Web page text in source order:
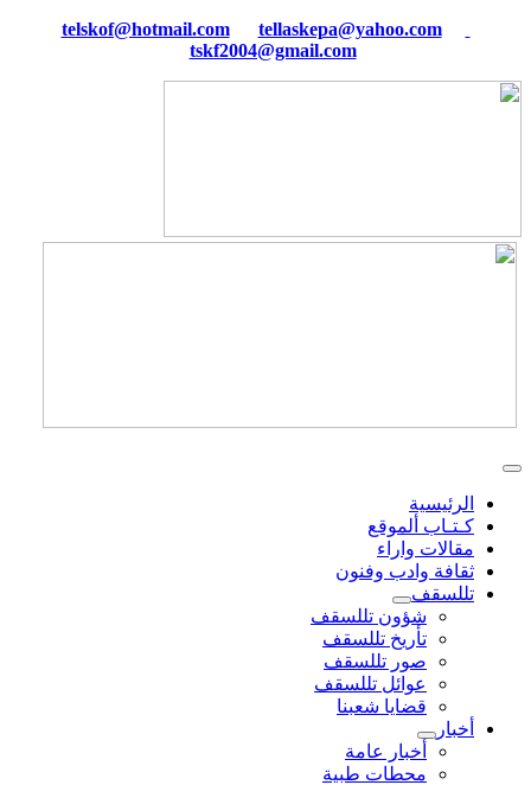
tellaskepa@yahoo.com
tskf2004@gmail.com
الرئيسية
كـتـاب ألموقع
مقالات واراء
ثقافة وادب وفنون
تللسقف
شؤون تللسقف
تأريخ تللسقف
صور تللسقف
عوائل تللسقف
قضايا شعبنا
أخبار
أخبار عامة
محطات طبية